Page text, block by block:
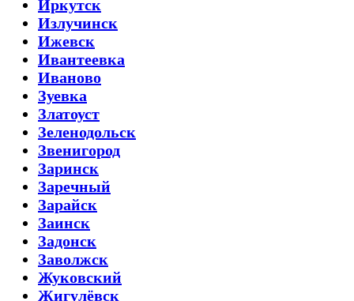
Иркутск
Излучинск
Ижевск
Ивантеевка
Иваново
Зуевка
Златоуст
Зеленодольск
Звенигород
Заринск
Заречный
Зарайск
Заинск
Задонск
Заволжск
Жуковский
Жигулёвск